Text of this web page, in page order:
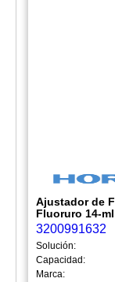
Ajustador de
Fluoruro 14-
3200991632
Solución:
Capacidad:
Marca: